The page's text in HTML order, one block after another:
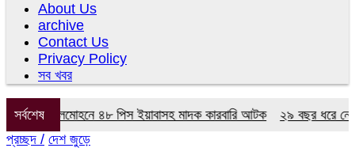
About Us
archive
Contact Us
Privacy Policy
সব খবর
সর্বশেষ
লালমোহনে ৪৮ পিস ইয়াবাসহ মাদক কারবারি আটক
২৯ বছর ধরে নেই
প্রচ্ছদ / দেশ জুড়ে